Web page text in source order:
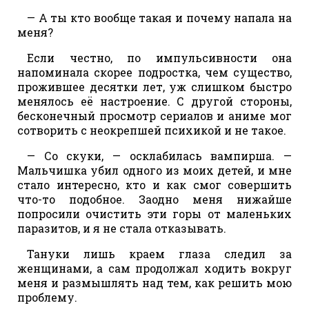
— А ты кто вообще такая и почему напала на
меня?
Если честно, по импульсивности она
напоминала скорее подростка, чем существо,
прожившее десятки лет, уж слишком быстро
менялось её настроение. С другой стороны,
бесконечный просмотр сериалов и аниме мог
сотворить с неокрепшей психикой и не такое.
— Со скуки, — осклабилась вампирша. —
Мальчишка убил одного из моих детей, и мне
стало интересно, кто и как смог совершить
что-то подобное. Заодно меня нижайше
попросили очистить эти горы от маленьких
паразитов, и я не стала отказывать.
Тануки лишь краем глаза следил за
женщинами, а сам продолжал ходить вокруг
меня и размышлять над тем, как решить мою
проблему.